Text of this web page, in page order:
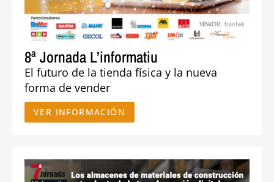
8ª Jornada L’informatiu
El futuro de la tienda física y la nueva
forma de vender
VER INFORMACIÓN